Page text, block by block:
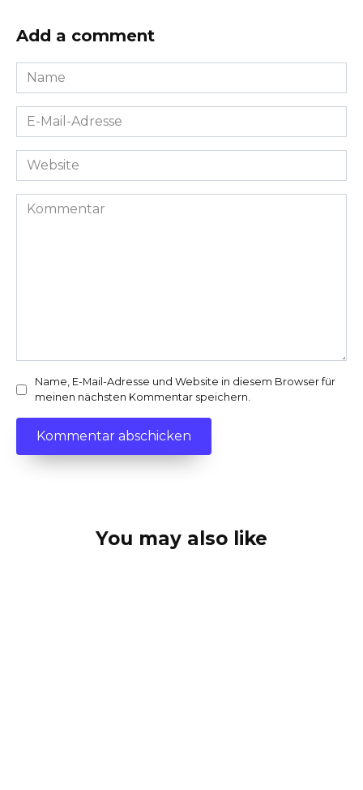
Add a comment
Name
*
E-
Mail-
Adresse
Website
Kommentar
Name, E-Mail-Adresse und Website in diesem Browser für
meinen nächsten Kommentar speichern.
You may also like